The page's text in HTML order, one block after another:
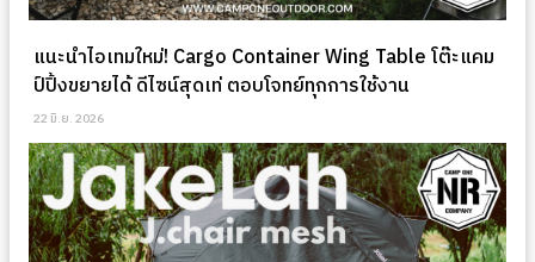
แนะนำไอเทมใหม่! Cargo Container Wing Table โต๊ะแคม
ป์ปิ้งขยายได้ ดีไซน์สุดเท่ ตอบโจทย์ทุกการใช้งาน
22 มิ.ย. 2026